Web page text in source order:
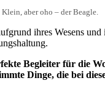
Klein, aber oho – der Beagle.
ihres Wesens
Begleiter für die
Dinge, die bei